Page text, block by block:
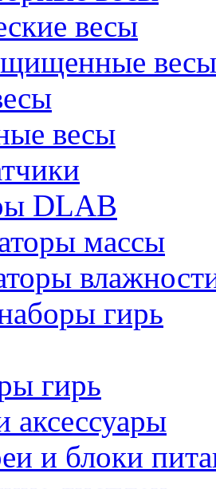
весы
весы
весы
DLAB
массы
гирь
гирь
и блоки